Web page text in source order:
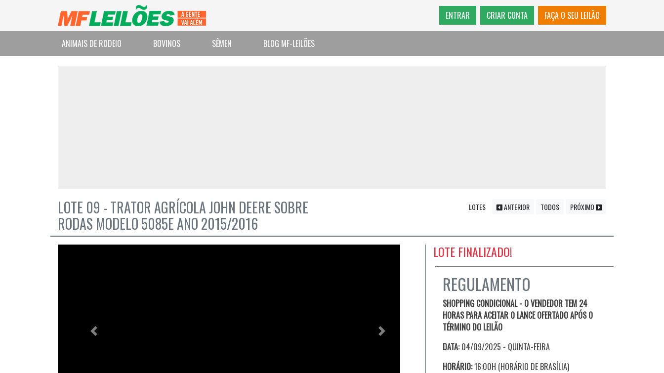
ENTRAR CRIAR CONTA FAÇA O SEU LEILÃO
ANIMAIS DE RODEIO BOVINOS SÊMEN BLOG MF-LEILÕES
LOTE 09 - TRATOR AGRÍCOLA JOHN DEERE SOBRE
RODAS MODELO 5085E ANO 2015/2016
LOTES ANTERIOR TODOS PRÓXIMO
Previous Próximo
LOTE FINALIZADO!
REGULAMENTO
SHOPPING CONDICIONAL - O VENDEDOR TEM 24
HORAS PARA ACEITAR O LANCE OFERTADO APÓS O
TÉRMINO DO LEILÃO
DATA:04/09/2025 - QUINTA-FEIRA
HORÁRIO:16:00H (HORÁRIO DE BRASÍLIA)